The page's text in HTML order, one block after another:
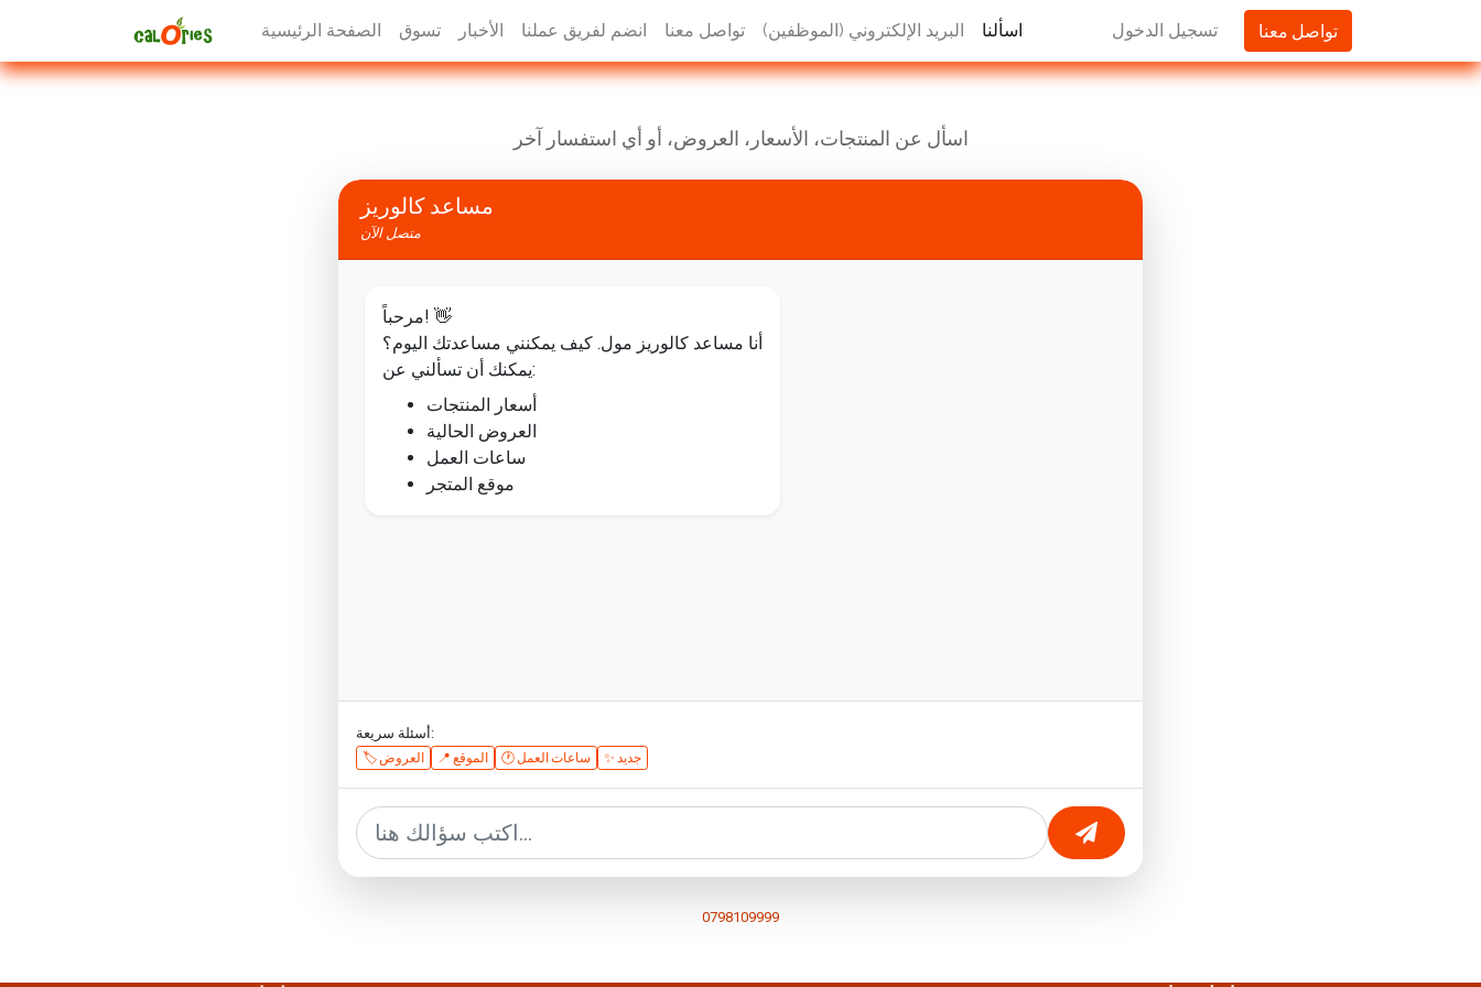
الصفحة الرئيسية تسوق الأخبار انضم لفريق عملنا تواصل معنا البريد الإلكتروني (الموظفين) اسألنا تسجيل الدخول تواصل معنا
اسأل عن المنتجات، الأسعار، العروض، أو أي استفسار آخر
مساعد كالوريز
متصل الآن
مرحباً! 👋
أنا مساعد كالوريز مول. كيف يمكنني مساعدتك اليوم؟
يمكنك أن تسألني عن:
أسعار المنتجات
العروض الحالية
ساعات العمل
موقع المتجر
أسئلة سريعة:
🏷️ العروض
📍 الموقع 🕐 ساعات العمل ✨ جديد
0798109999